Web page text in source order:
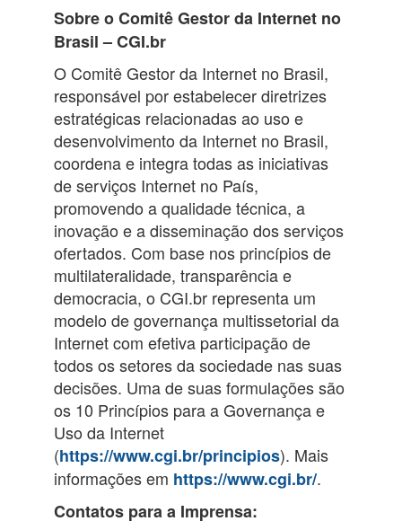
Sobre o Comitê Gestor da Internet no
Brasil – CGI.br
O Comitê Gestor da Internet no Brasil,
responsável por estabelecer diretrizes
estratégicas relacionadas ao uso e
desenvolvimento da Internet no Brasil,
coordena e integra todas as iniciativas
de serviços Internet no País,
promovendo a qualidade técnica, a
inovação e a disseminação dos serviços
ofertados. Com base nos princípios de
multilateralidade, transparência e
democracia, o CGI.br representa um
modelo de governança multissetorial da
Internet com efetiva participação de
todos os setores da sociedade nas suas
decisões. Uma de suas formulações são
os 10 Princípios para a Governança e
Uso da Internet
(https://www.cgi.br/principios). Mais
informações em https://www.cgi.br/.
Contatos para a Imprensa: